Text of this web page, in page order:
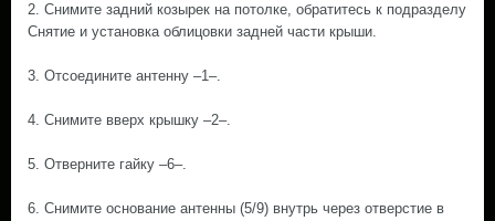
2. Снимите задний козырек на потолке, обратитесь к подразделу
Снятие и установка облицовки задней части крыши.
3. Отсоедините антенну –1–.
4. Снимите вверх крышку –2–.
5. Отверните гайку –6–.
6. Снимите основание антенны (5/9) внутрь через отверстие в